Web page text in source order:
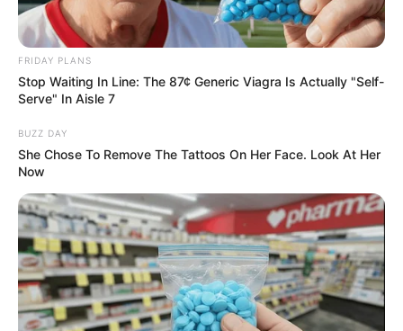
FRIDAY PLANS
Stop Waiting In Line: The 87¢ Generic Viagra Is Actually "Self-
Serve" In Aisle 7
BUZZ DAY
She Chose To Remove The Tattoos On Her Face. Look At Her
Now